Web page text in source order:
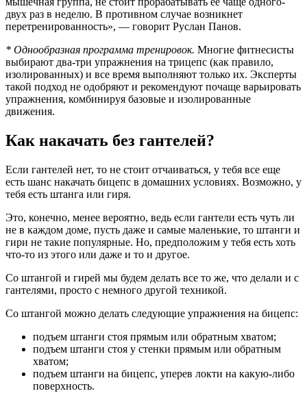
двух раз в неделю. В противном случае возникнет
перетренированность», — говорит Руслан Панов.
* Однообразная программа тренировок. Многие фитнесисты
выбирают два-три упражнения на трицепс (как правило,
изолированных) и все время выполняют только их. Эксперты
такой подход не одобряют и рекомендуют почаще варьировать
упражнения, комбинируя базовые и изолированные
движения.
Как накачать без гантелей?
Если гантелей нет, то не стоит отчаиваться, у тебя все еще
есть шанс накачать бицепс в домашних условиях. Возможно, у
тебя есть штанга или гиря.
Это, конечно, менее вероятно, ведь если гантели есть чуть ли
не в каждом доме, пусть даже и самые маленькие, то штанги и
гири не такие популярные. Но, предположим у тебя есть хоть
что-то из этого или даже и то и другое.
Со штангой и гирей мы будем делать все то же, что делали и с
гантелями, просто с немного другой техникой.
Со штангой можно делать следующие упражнения на бицепс:
подъем штанги стоя прямым или обратным хватом;
подъем штанги стоя у стенки прямым или обратным
хватом;
подъем штанги на бицепс, уперев локти на какую-либо
поверхность.